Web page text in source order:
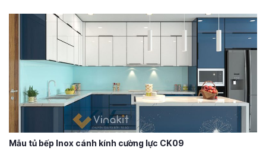
Mẫu tủ bếp Inox cánh kính cường lực CK09